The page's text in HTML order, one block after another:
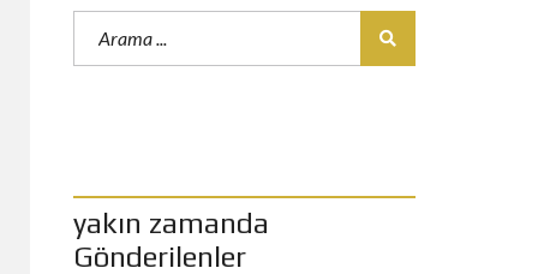
yakın zamanda
Gönderilenler